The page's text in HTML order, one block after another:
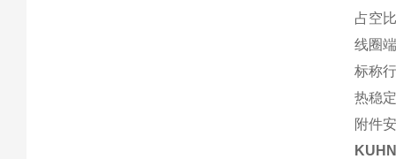
占空
线圈
标称
热稳
附件